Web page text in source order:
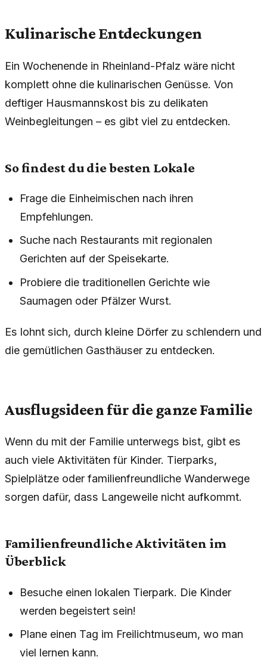
Kulinarische Entdeckungen
Ein Wochenende in Rheinland-Pfalz wäre nicht
komplett ohne die kulinarischen Genüsse. Von
deftiger Hausmannskost bis zu delikaten
Weinbegleitungen – es gibt viel zu entdecken.
So findest du die besten Lokale
Frage die Einheimischen nach ihren
Empfehlungen.
Suche nach Restaurants mit regionalen
Gerichten auf der Speisekarte.
Probiere die traditionellen Gerichte wie
Saumagen oder Pfälzer Wurst.
Es lohnt sich, durch kleine Dörfer zu schlendern und
die gemütlichen Gasthäuser zu entdecken.
Ausflugsideen für die ganze Familie
Wenn du mit der Familie unterwegs bist, gibt es
auch viele Aktivitäten für Kinder. Tierparks,
Spielplätze oder familienfreundliche Wanderwege
sorgen dafür, dass Langeweile nicht aufkommt.
Familienfreundliche Aktivitäten im
Überblick
Besuche einen lokalen Tierpark. Die Kinder
werden begeistert sein!
Plane einen Tag im Freilichtmuseum, wo man
viel lernen kann.